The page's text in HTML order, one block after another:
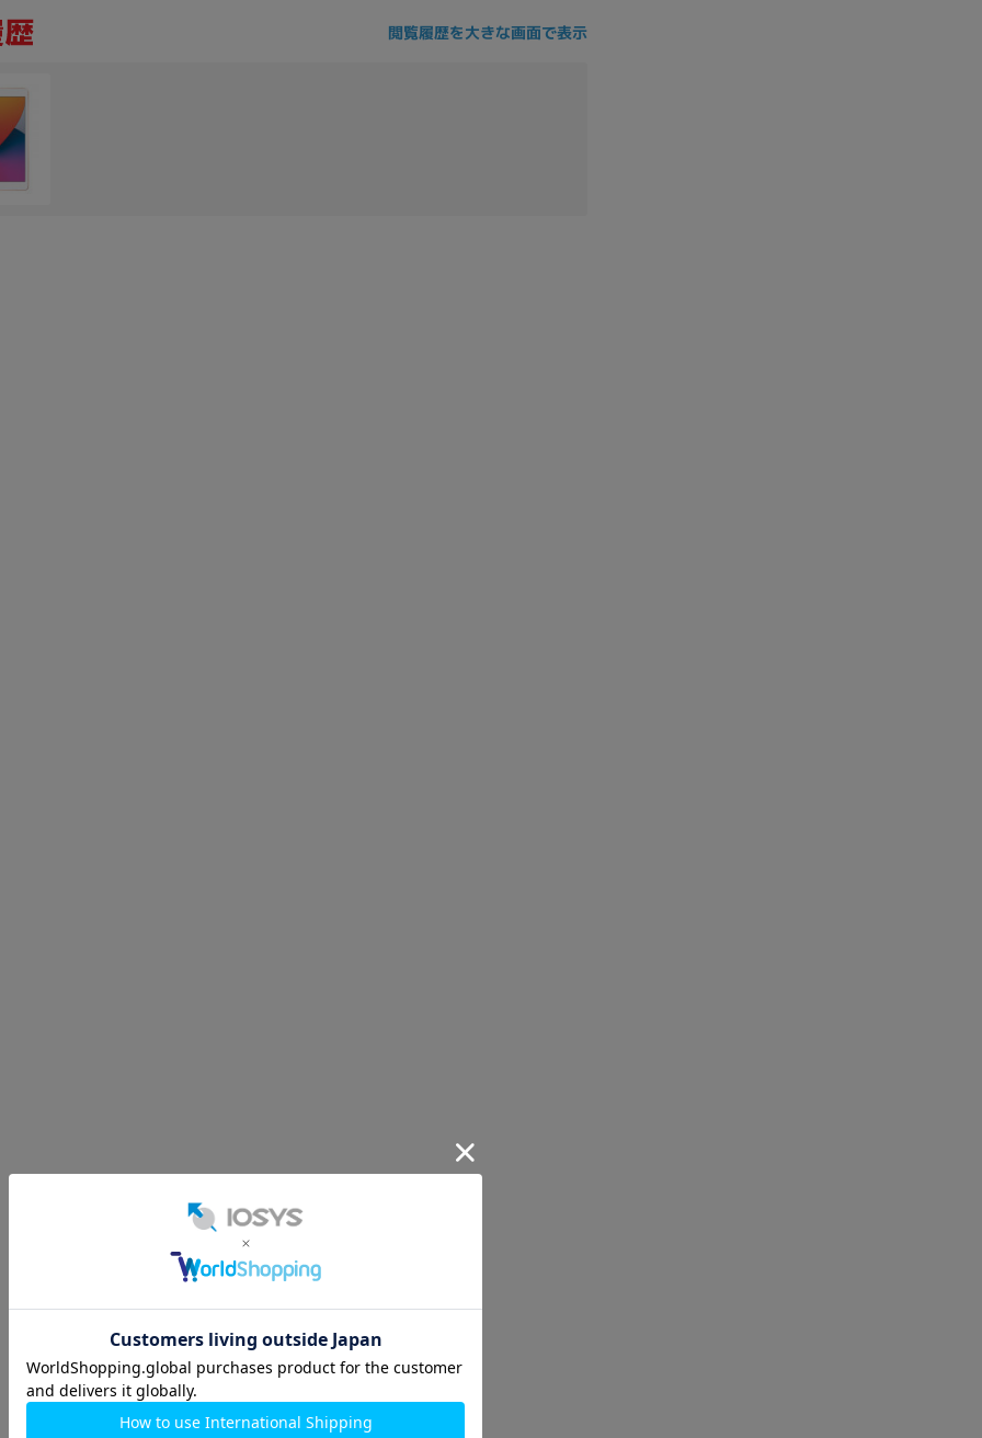
閲覧履歴を大きな画面で表示